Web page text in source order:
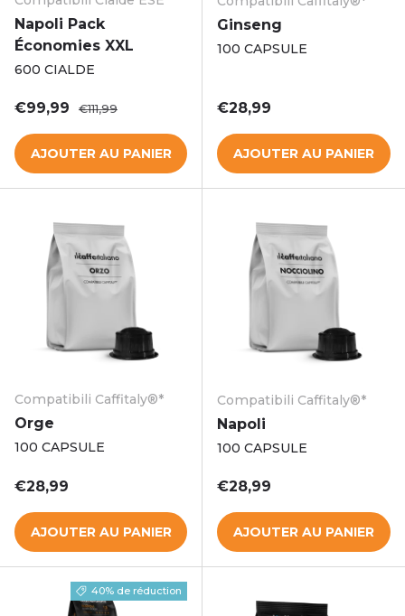
Napoli Pack
Économies XXL
600 CIALDE
Prix soldé
€99,99 Prix habituel
€111,99
AJOUTER AU PANIER
Ginseng
100 CAPSULE
Prix habituel
€28,99
AJOUTER AU PANIER
Compatibili Caffitaly®*
Orge
100 CAPSULE
Prix habituel
€28,99
AJOUTER AU PANIER
Compatibili Caffitaly®*
Napoli
100 CAPSULE
Prix habituel
€28,99
AJOUTER AU PANIER
40% de réduction